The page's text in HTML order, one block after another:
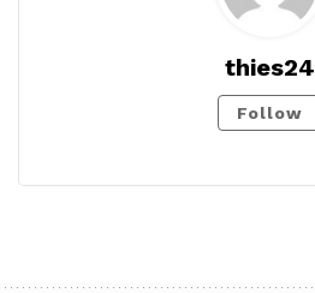
thies24
Follow